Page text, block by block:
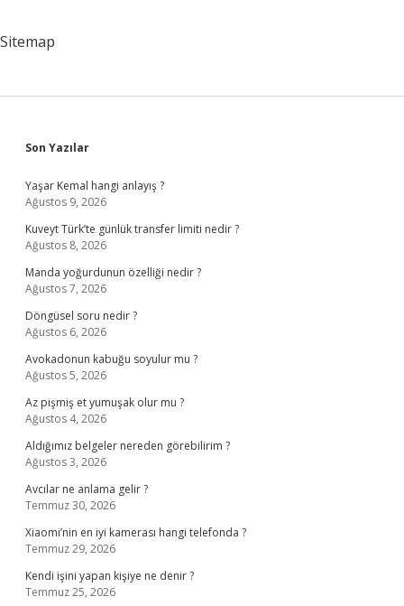
Sitemap
Sidebar
Son Yazılar
Yaşar Kemal hangi anlayış ?
Ağustos 9, 2026
Kuveyt Türk’te günlük transfer limiti nedir ?
Ağustos 8, 2026
Manda yoğurdunun özelliği nedir ?
Ağustos 7, 2026
Döngüsel soru nedir ?
Ağustos 6, 2026
Avokadonun kabuğu soyulur mu ?
Ağustos 5, 2026
Az pişmiş et yumuşak olur mu ?
Ağustos 4, 2026
Aldığımız belgeler nereden görebilirim ?
Ağustos 3, 2026
Avcılar ne anlama gelir ?
Temmuz 30, 2026
Xiaomi’nin en iyi kamerası hangi telefonda ?
Temmuz 29, 2026
Kendi işini yapan kişiye ne denir ?
Temmuz 25, 2026